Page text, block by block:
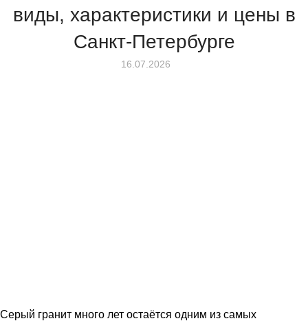
виды, характеристики и цены в
Санкт-Петербурге
Серый гранит много лет остаётся одним из самых